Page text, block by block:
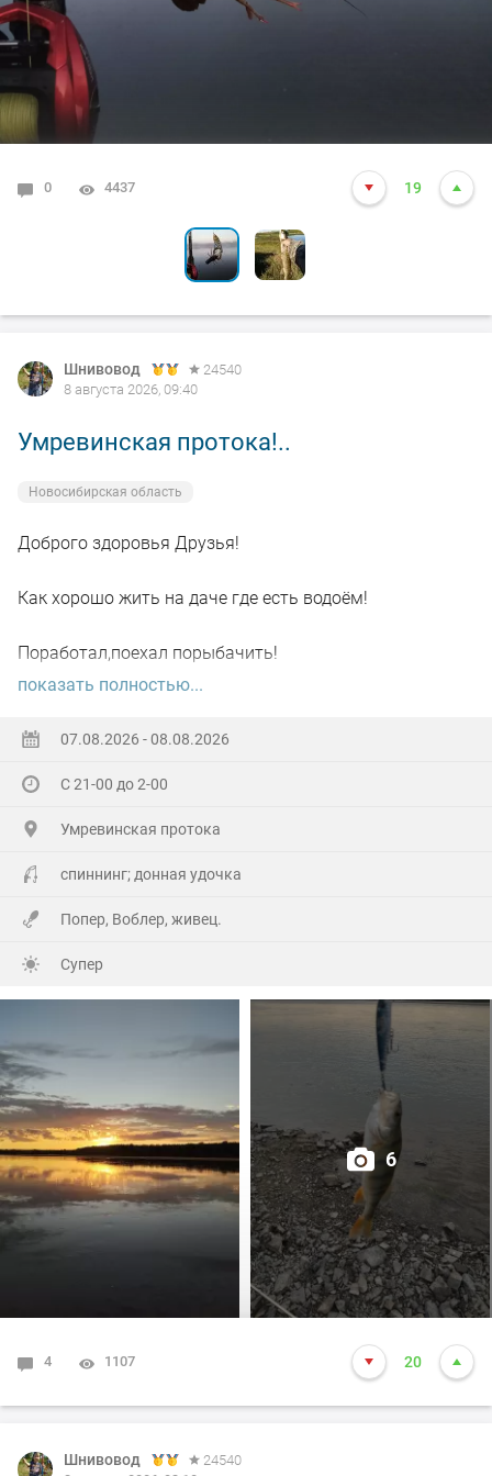
0 4437 19
0 3301 9
Шнивовод
24540
8 августа 2026, 09:40
Умревинская протока!..
Новосибирская область
Доброго здоровья Друзья!
Как хорошо жить на даче где есть водоём!
Поработал,поехал порыбачить!
поработал"цирюльником" 😂в теплицах!
А вечером захотелось повторить предыдущее "ночное
рандеву"!
Прибыл на берег в девять часов,и что я вижу 😲,
По поверхности плывёт мусор(ветки,трава и иногда
С мальком проблем не было,сразу зарядил донку и
вдруг окунь начал гонять малька!😳
А спиннинг ещё даже не в "строю"🤨
Оперативно привожу его в рабочее состояние и вот Он
(кайф),когда окунь атакует Поппер!🤫
Сей момент длился около сорока минут, но
поклёвками насладился сполна!🤗
Даже один шнурок (300гр.)атаковал поппер,но
промахнулся и вылетел из воды наверное на
полметра!😆
С наступлением сумерек пошла в ход тяжёлая
показать полностью...
07.08.2026 - 08.08.2026
С 21-00 до 2-00
Умревинская протока
спиннинг; донная удочка
Попер, Воблер, живец.
Супер
6
4 1107 20
Шнивовод
24540